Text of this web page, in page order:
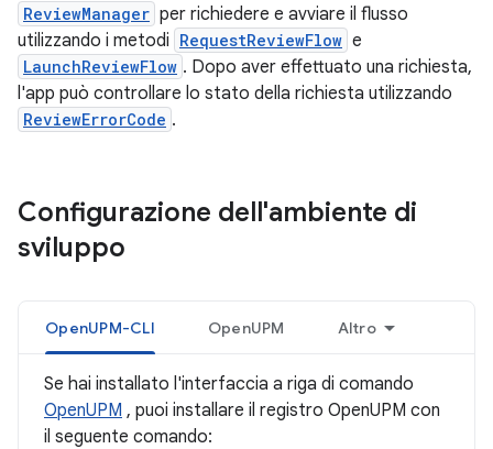
ReviewManager per richiedere e avviare il flusso
utilizzando i metodi RequestReviewFlow e
LaunchReviewFlow . Dopo aver effettuato una richiesta,
l'app può controllare lo stato della richiesta utilizzando
ReviewErrorCode .
Configurazione dell'ambiente di
sviluppo
OpenUPM-CLI OpenUPM Altro
Se hai installato l'interfaccia a riga di comando
OpenUPM , puoi installare il registro OpenUPM con
il seguente comando: